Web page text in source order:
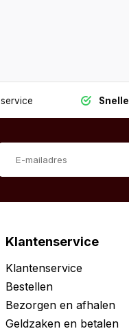
service Snelle
Klantenservice
Klantenservice
Bestellen
Bezorgen en afhalen
Geldzaken en betalen